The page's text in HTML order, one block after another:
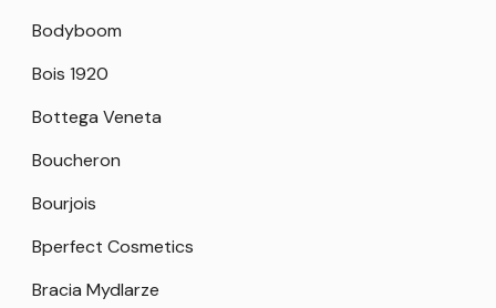
Bodyboom
Bois 1920
Bottega Veneta
Boucheron
Bourjois
Bperfect Cosmetics
Bracia Mydlarze